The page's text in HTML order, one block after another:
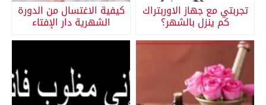
تجربتي مع جهاز الاوربتراك
كم ينزل بالشهر؟
كيفية الاغتسال من الدورة
الشهرية دار الإفتاء